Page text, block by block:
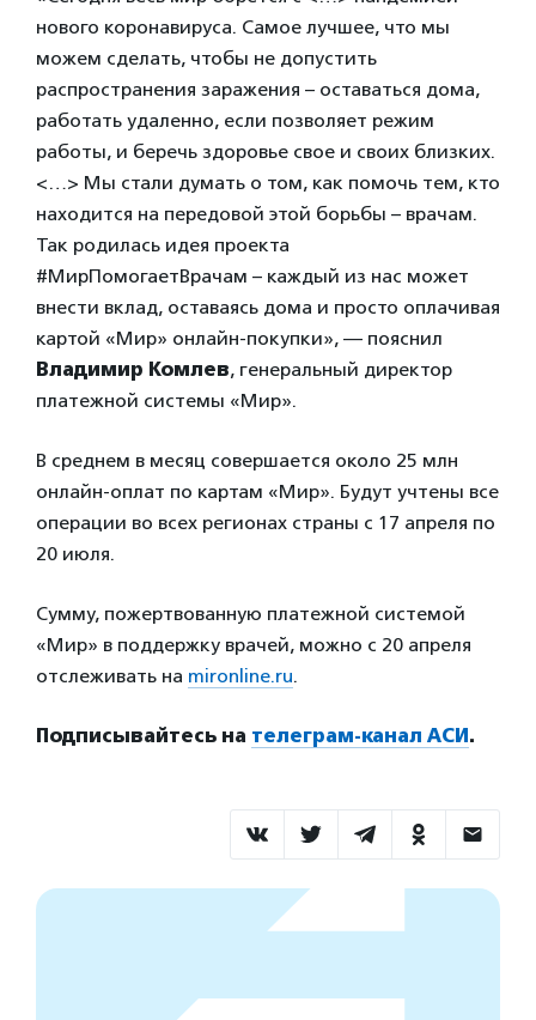
нового коронавируса. Самое лучшее, что мы
можем сделать, чтобы не допустить
распространения заражения – оставаться дома,
работать удаленно, если позволяет режим
работы, и беречь здоровье свое и своих близких.
<…> Мы стали думать о том, как помочь тем, кто
находится на передовой этой борьбы – врачам.
Так родилась идея проекта
#МирПомогаетВрачам – каждый из нас может
внести вклад, оставаясь дома и просто оплачивая
картой «Мир» онлайн-покупки», — пояснил
Владимир Комлев, генеральный директор
платежной системы «Мир».
В среднем в месяц совершается около 25 млн
онлайн-оплат по картам «Мир». Будут учтены все
операции во всех регионах страны с 17 апреля по
20 июля.
Сумму, пожертвованную платежной системой
«Мир» в поддержку врачей, можно с 20 апреля
отслеживать на mironline.ru.
Подписывайтесь на телеграм-канал АСИ.